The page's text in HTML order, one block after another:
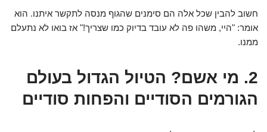
חשוב להבין שכל אלה הם סימנים שהגוף מנסה לתקשר איתנו. הוא
אומר: "היי, משהו פה לא עובד בדיוק כמו שצריך!" אז בואו לא נתעלם
ממנו.
2. מי אשם? הטיול הגדול בעולם
הגורמים הסודיים והפחות סודיים